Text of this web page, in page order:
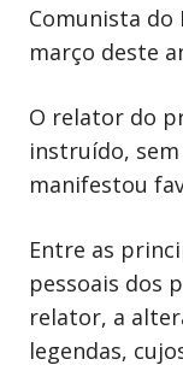
Comunista do
março deste
O relator do
instruído,
manifestou
Entre as
pessoais dos
relator, a
legendas,